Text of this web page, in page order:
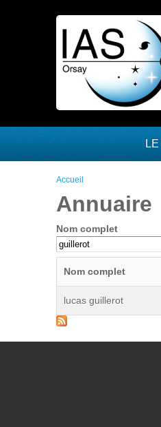
Vous êtes ici
Accueil
Annuaire
Nom complet
Nom complet
lucas guillerot